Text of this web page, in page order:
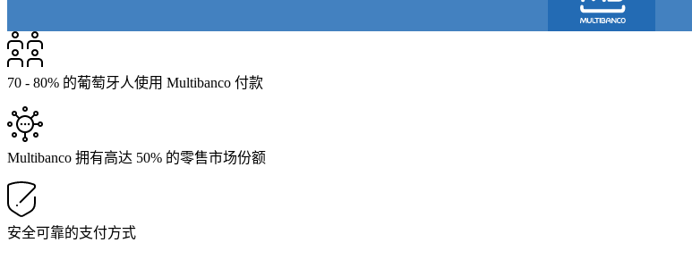
70 - 80% 的葡萄牙人使用 Multibanco 付款
Multibanco 拥有高达 50% 的零售市场份额
安全可靠的支付方式